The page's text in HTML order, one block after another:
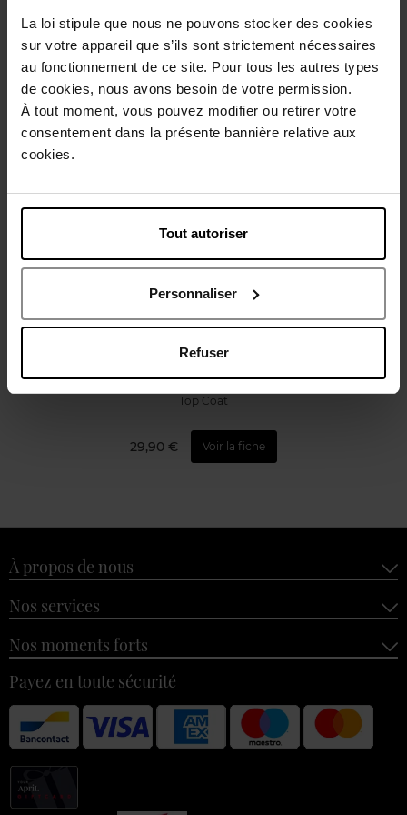
La loi stipule que nous ne pouvons stocker des cookies
sur votre appareil que s’ils sont strictement nécessaires
au fonctionnement de ce site. Pour tous les autres types
de cookies, nous avons besoin de votre permission.
À tout moment, vous pouvez modifier ou retirer votre
consentement dans la présente bannière relative aux
cookies.
Tout autoriser
Personnaliser
Refuser
Avis client Politique relative aux avis des clients
Oublié quelque chose ?
STENDHAL
Top Coat Ultra-Brillance
Top Coat
29,90 € Voir la fiche
À propos de nous
Nos services
Nos moments forts
Payez en toute sécurité